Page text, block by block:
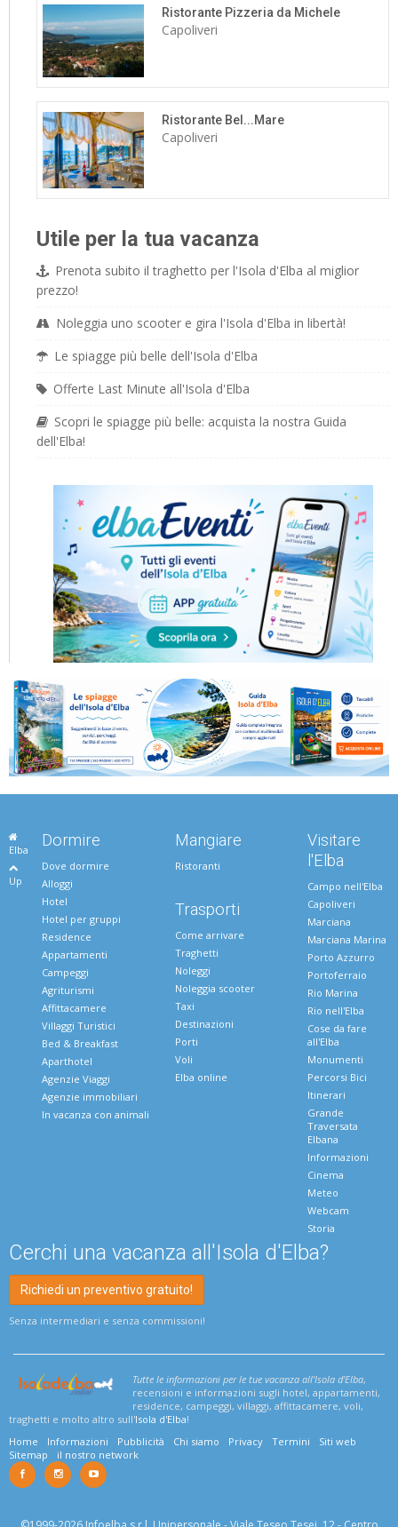
Ristorante Pizzeria da Michele
Capoliveri
Ristorante Bel...Mare
Capoliveri
Utile per la tua vacanza
Prenota subito il traghetto per l'Isola d'Elba al miglior
prezzo!
Noleggia uno scooter e gira l'Isola d'Elba in libertà!
Le spiagge più belle dell'Isola d'Elba
Offerte Last Minute all'Isola d'Elba
Scopri le spiagge più belle: acquista la nostra Guida
dell'Elba!
Elba
Up
Dormire
Dove dormire
Alloggi
Hotel
Hotel per gruppi
Residence
Appartamenti
Campeggi
Agriturismi
Affittacamere
Villaggi Turistici
Bed & Breakfast
Aparthotel
Agenzie Viaggi
Agenzie immobiliari
In vacanza con animali
Mangiare
Ristoranti
Trasporti
Come arrivare
Traghetti
Noleggi
Noleggia scooter
Taxi
Destinazioni
Porti
Voli
Elba online
Visitare
l'Elba
Campo nell'Elba
Capoliveri
Marciana
Marciana Marina
Porto Azzurro
Portoferraio
Rio Marina
Rio nell'Elba
Cose da fare
all'Elba
Monumenti
Percorsi Bici
Itinerari
Grande
Traversata
Elbana
Informazioni
Cinema
Meteo
Webcam
Storia
Cerchi una vacanza all'Isola d'Elba?
Richiedi un preventivo gratuito!
Senza intermediari e senza commissioni!
Tutte le informazioni per le tue vacanza all'Isola d'Elba,
recensioni e informazioni sugli hotel, appartamenti,
residence, campeggi, villaggi, affittacamere, voli,
traghetti e molto altro sull'Isola d'Elba!
Home
Informazioni Pubblicità Chi siamo Privacy Termini
Siti web
Sitemap
il nostro network